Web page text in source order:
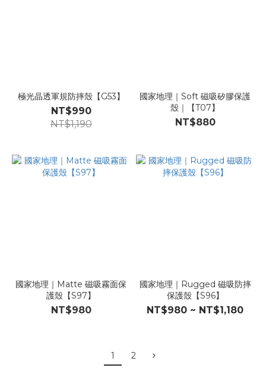
極光晶透軍規防摔殼【G53】
NT$990
NT$1,190
國家地理｜Soft 磁吸矽膠保護
殼｜【T07】
NT$880
國家地理｜Matte 磁吸霧面保
護殼【S97】
NT$980
國家地理｜Rugged 磁吸防摔
保護殼【S96】
NT$980 ~ NT$1,180
1 2